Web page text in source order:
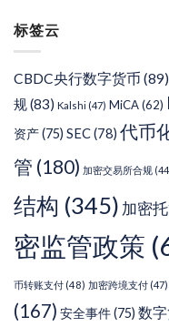
类
标签云
CBDC央行数字货币 (89)
规(83) Kalshi (47) MiCA(62)
资产(75) SEC(78) 代币
管 (180) 加密交易所合规
结构 (345) 加密
密监管政策
币转账支付 (48) 加密跨境支付 (47)
(167) 安全事件(75) 数